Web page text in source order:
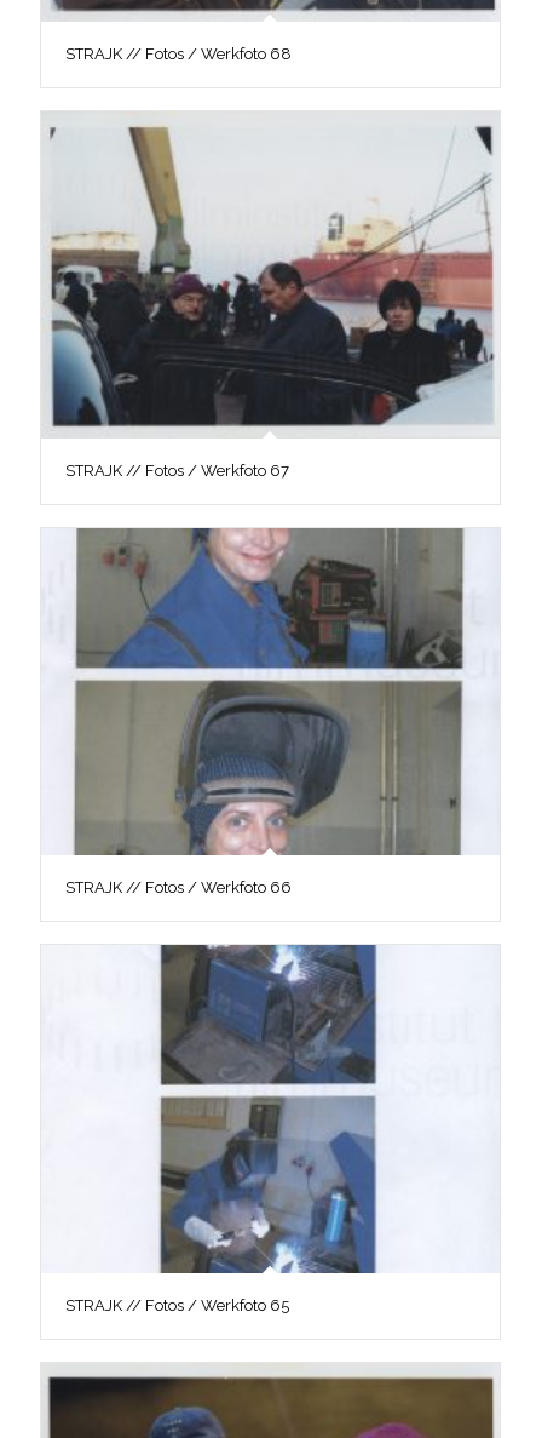
STRAJK // Fotos / Werkfoto 68
STRAJK // Fotos / Werkfoto 67
STRAJK // Fotos / Werkfoto 66
STRAJK // Fotos / Werkfoto 65